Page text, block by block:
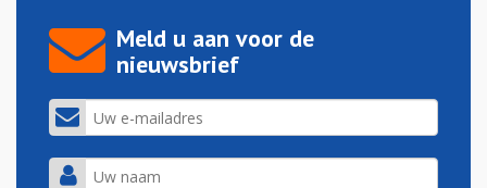
Meld u aan voor de
nieuwsbrief